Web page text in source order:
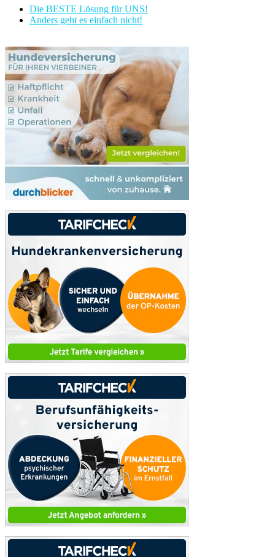
Die BESTE Lösung für UNS!
Anders geht es einfach nicht!